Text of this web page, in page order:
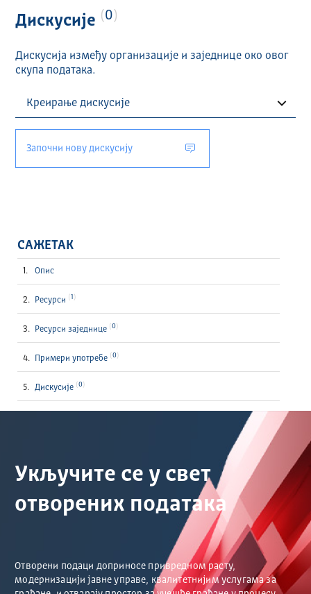
Дискусије 0
Дискусија између организације и заједнице око овог
скупа података.
Започни нову дискусију
САЖЕТАК
Опис
Ресурси 1
Ресурси заједнице 0
Примери употребе 0
Дискусије 0
Укључите се у свет
отворених података
Отворени подаци доприносе привредном расту,
модернизацији јавне управе, квалитетнијим услугама за